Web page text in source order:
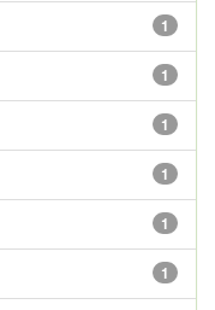
1
1
1
1
1
1